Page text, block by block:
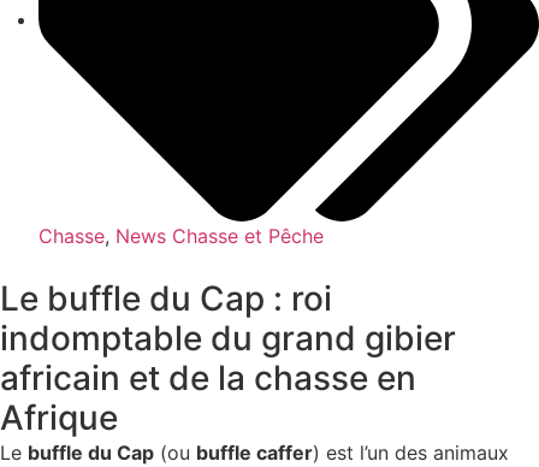
Chasse, News Chasse et Pêche
Le buffle du Cap : roi
indomptable du grand gibier
africain et de la chasse en
Afrique
Le buffle du Cap (ou buffle caffer) est l’un des animaux